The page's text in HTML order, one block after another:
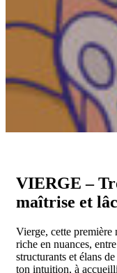
VIERGE –
maîtrise et
Vierge, cette première
riche en nuances,
structurants et élans
ton intuition, à